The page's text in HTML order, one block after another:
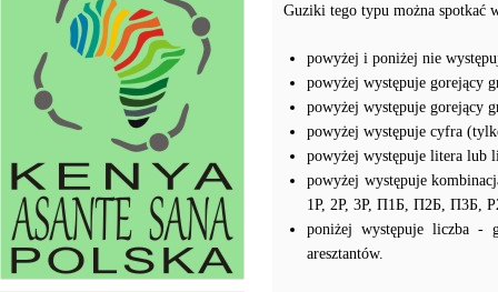
Guziki tego typu można spotkać
powyżej i poniżej nie
powyżej występuje gorejący
powyżej występuje gorejący
powyżej występuje cyfra
powyżej występuje litera
powyżej występuje
1Р, 2Р, 3Р, П1Б, П2Б, П3Б,
poniżej występuje liczba -
aresztantów.